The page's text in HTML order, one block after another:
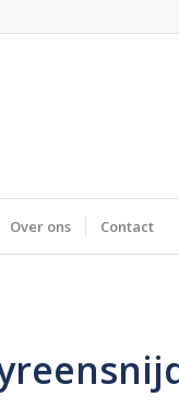
Over ons Contact